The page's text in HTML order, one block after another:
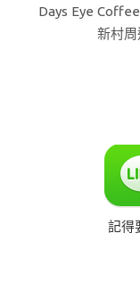
Days Eye
新村
記得